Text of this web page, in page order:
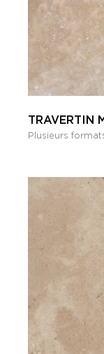
TRAVERTIN
Plusieurs